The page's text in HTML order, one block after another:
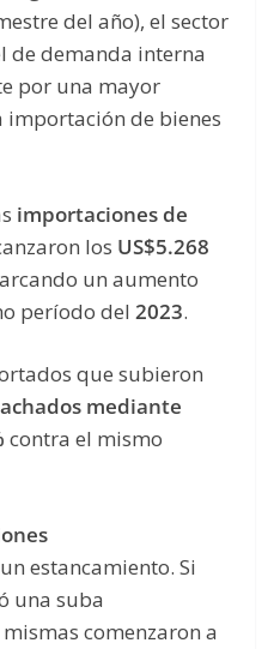
del año), el sector
de demanda interna
por una mayor
importación de bienes
importaciones de
los US$5.268
un aumento
período del 2023.
que subieron
mediante
contra el mismo
estancamiento. Si
una suba
comenzaron a